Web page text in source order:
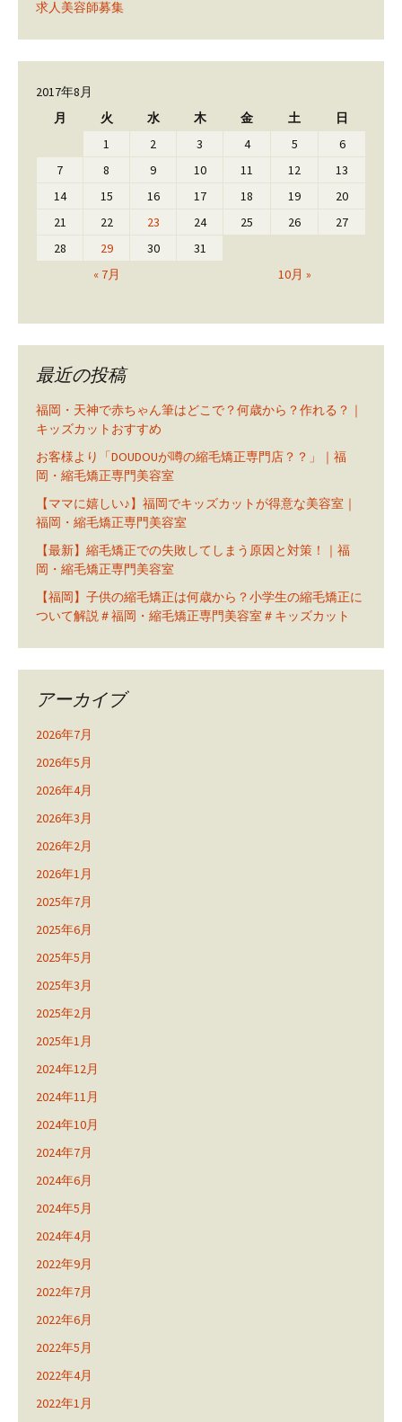
求人美容師募集
2017年8月
月
火 水 木 金 土 日
« 7月 10月 »
1 2 3 4 5
6
7
8 9 10 11 12
13
14
15 16 17 18 19
20
21
22 23 24 25 26
27
28
29 30 31
最近の投稿
福岡・天神で赤ちゃん筆はどこで？何歳から？作れる？｜
キッズカットおすすめ
お客様より「DOUDOUが噂の縮毛矯正専門店？？」｜福
岡・縮毛矯正専門美容室
【ママに嬉しい♪】福岡でキッズカットが得意な美容室｜
福岡・縮毛矯正専門美容室
【最新】縮毛矯正での失敗してしまう原因と対策！｜福
岡・縮毛矯正専門美容室
【福岡】子供の縮毛矯正は何歳から？小学生の縮毛矯正に
ついて解説＃福岡・縮毛矯正専門美容室＃キッズカット
アーカイブ
2026年7月
2026年5月
2026年4月
2026年3月
2026年2月
2026年1月
2025年7月
2025年6月
2025年5月
2025年3月
2025年2月
2025年1月
2024年12月
2024年11月
2024年10月
2024年7月
2024年6月
2024年5月
2024年4月
2022年9月
2022年7月
2022年6月
2022年5月
2022年4月
2022年1月